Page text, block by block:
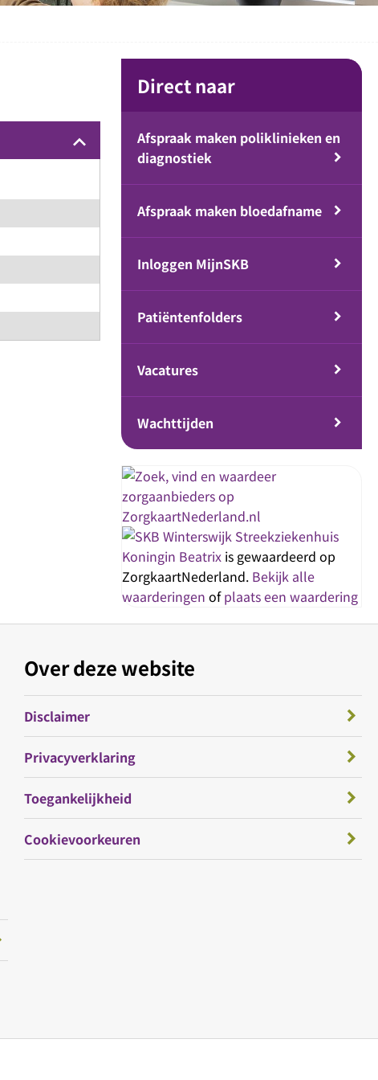
keyboard_arrow_up
Direct naar
Afspraak maken poliklinieken en
diagnostiek
Afspraak maken bloedafname
Inloggen MijnSKB
Patiëntenfolders
Vacatures
Wachttijden
Streekziekenhuis
Koningin Beatrix is gewaardeerd op
ZorgkaartNederland. Bekijk alle
waarderingen ofplaats een waardering
Over deze website
Disclaimer
Privacyverklaring
Toegankelijkheid
Cookievoorkeuren